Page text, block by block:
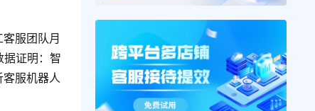
服团队月
据证明：智
服机器人